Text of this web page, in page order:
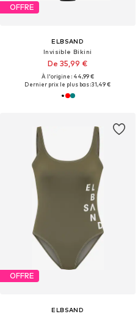
OFFRE
ELBSAND
Invisible Bikini
De 35,99 €
À l'origine : 44,99 €
Dernier prix le plus bas :31,49 €
OFFRE
ELBSAND